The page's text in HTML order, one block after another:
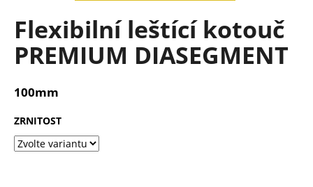
5,0
Flexibilní leštící kotouč
PREMIUM DIASEGMENT
100mm
ZRNITOST
D
p
r
u
č